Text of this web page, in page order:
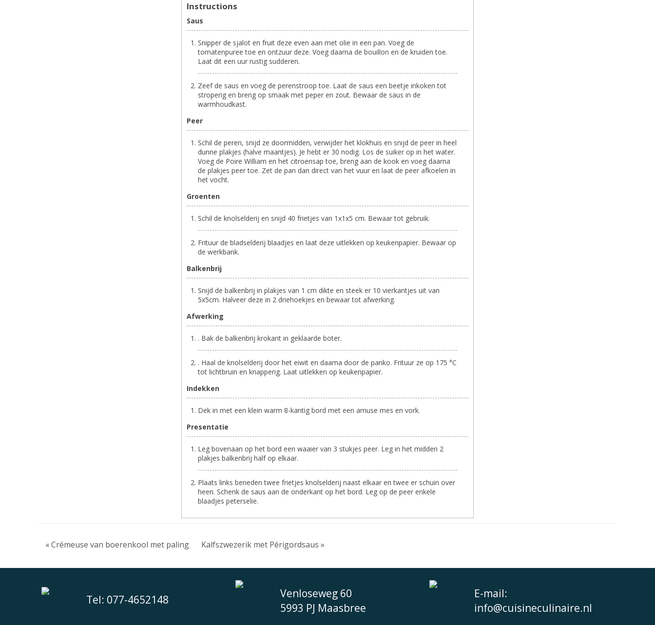
Instructions
Saus
Snipper de sjalot en fruit deze even aan met olie in een pan. Voeg de
tomatenpuree toe en ontzuur deze. Voeg daarna de bouillon en de kruiden toe.
Laat dit een uur rustig sudderen.
Zeef de saus en voeg de perenstroop toe. Laat de saus een beetje inkoken tot
stroperig en breng op smaak met peper en zout. Bewaar de saus in de
warmhoudkast.
Peer
Schil de peren, snijd ze doormidden, verwijder het klokhuis en snijd de peer in heel
dunne plakjes (halve maantjes). Je hebt er 30 nodig. Los de suiker op in het water.
Voeg de Poire William en het citroensap toe, breng aan de kook en voeg daarna
de plakjes peer toe. Zet de pan dan direct van het vuur en laat de peer afkoelen in
het vocht.
Groenten
Schil de knolselderij en snijd 40 frietjes van 1x1x5 cm. Bewaar tot gebruik.
Frituur de bladselderij blaadjes en laat deze uitlekken op keukenpapier. Bewaar op
de werkbank.
Balkenbrij
Snijd de balkenbrij in plakjes van 1 cm dikte en steek er 10 vierkantjes uit van
5x5cm. Halveer deze in 2 driehoekjes en bewaar tot afwerking.
Afwerking
. Bak de balkenbrij krokant in geklaarde boter.
. Haal de knolselderij door het eiwit en daarna door de panko. Frituur ze op 175 °C
tot lichtbruin en knapperig. Laat uitlekken op keukenpapier.
Indekken
Dek in met een klein warm 8-kantig bord met een amuse mes en vork.
Presentatie
Leg bovenaan op het bord een waaier van 3 stukjes peer. Leg in het midden 2
plakjes balkenbrij half op elkaar.
Plaats links beneden twee frietjes knolselderij naast elkaar en twee er schuin over
heen. Schenk de saus aan de onderkant op het bord. Leg op de peer enkele
blaadjes peterselie.
« Crémeuse van boerenkool met paling Kalfszwezerik met Périgordsaus »
Tel: 077-4652148
Venloseweg 60
5993 PJ Maasbree
E-mail:
info@cuisineculinaire.nl